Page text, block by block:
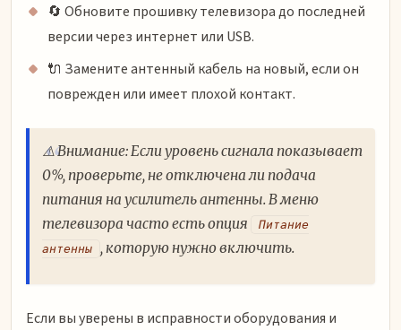
🔄 Обновите прошивку телевизора до последней
версии через интернет или USB.
🔌 Замените антенный кабель на новый, если он
поврежден или имеет плохой контакт.
⚠️ Внимание: Если уровень сигнала показывает
0%, проверьте, не отключена ли подача
питания на усилитель антенны. В меню
телевизора часто есть опция
Питание
антенны , которую нужно включить.
Если вы уверены в исправности оборудования и